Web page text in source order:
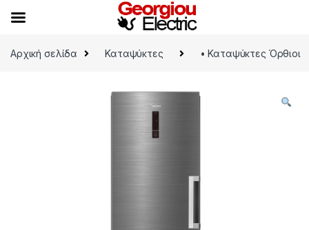
Αρχική σελίδα
Καταψύκτες • Καταψύκτες Όρθιοι